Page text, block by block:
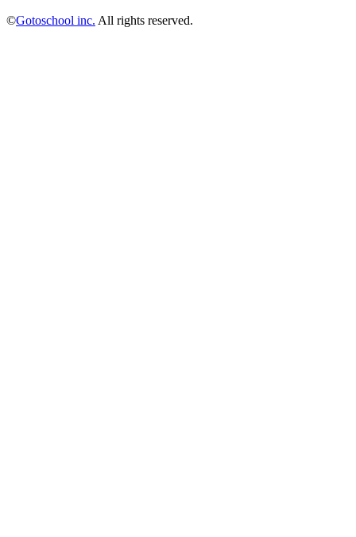
©Gotoschool inc. All rights reserved.